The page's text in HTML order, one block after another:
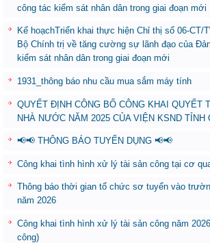
công tác kiểm sát nhân dân trong giai đoạn mới
Kế hoạchTriển khai thực hiện Chỉ thị số 06-CT/
Bộ Chính trị về tăng cường sự lãnh đạo của
kiểm sát nhân dân trong giai đoạn mới
1931_thông báo nhu cầu mua sắm máy tính
QUYẾT ĐỊNH CÔNG BỐ CÔNG KHAI QUYẾT
NHÀ NƯỚC NĂM 2025 CỦA VIỆN KSND TỈNH
📢📢 THÔNG BÁO TUYỂN DỤNG 📢📢
Công khai tình hình xử lý tài sản công tại cơ
Thông báo thời gian tổ chức sơ tuyển vào
năm 2026
Công khai tình hình xử lý tài sản công năm
công)